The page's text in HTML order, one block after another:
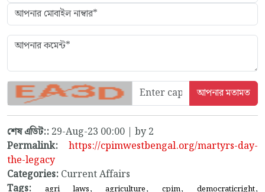
শেষ এডিট:: 29-Aug-23 00:00 | by 2
Permalink:
https://cpimwestbengal.org/martyrs-day-
the-legacy
Categories: Current Affairs
Tags:
agri laws,agriculture,cpim,democraticright,